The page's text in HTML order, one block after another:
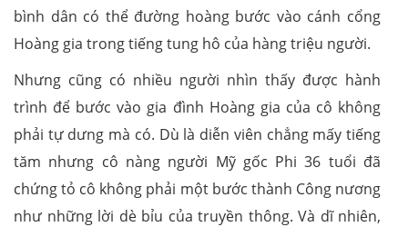
bình dân có thể đường hoàng bước vào cánh cổng
Hoàng gia trong tiếng tung hô của hàng triệu người.
Nhưng cũng có nhiều người nhìn thấy được hành
trình để bước vào gia đình Hoàng gia của cô không
phải tự dưng mà có. Dù là diễn viên chẳng mấy tiếng
tăm nhưng cô nàng người Mỹ gốc Phi 36 tuổi đã
chứng tỏ cô không phải một bước thành Công nương
như những lời dè bỉu của truyền thông. Và dĩ nhiên,